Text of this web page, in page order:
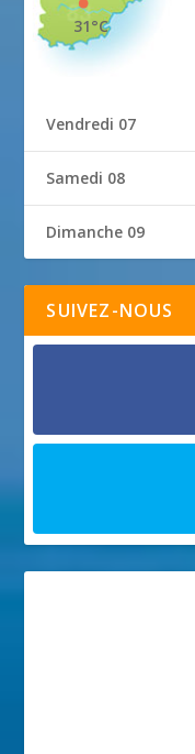
31°C
Vendredi 07
Samedi 08
Dimanche 09
SUIVEZ-NOUS